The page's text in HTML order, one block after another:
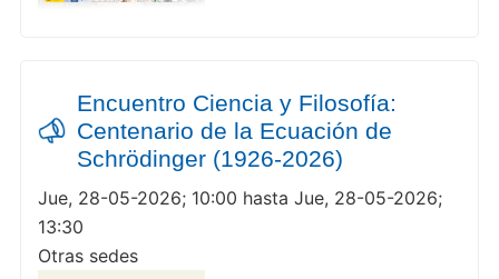
Encuentro Ciencia y Filosofía:
Centenario de la Ecuación de
Schrödinger (1926-2026)
Jue, 28-05-2026; 10:00 hasta Jue, 28-05-2026;
13:30
Otras sedes